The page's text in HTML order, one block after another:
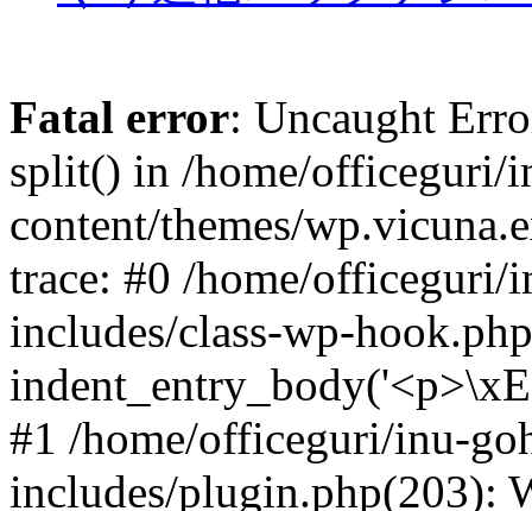
Fatal error: Uncaught
split() in /home/officeguri/
content/themes/
trace: #0 /home/
includes/class-wp-
#1 /home/officeguri/inu-
includes/plugin.php(203):